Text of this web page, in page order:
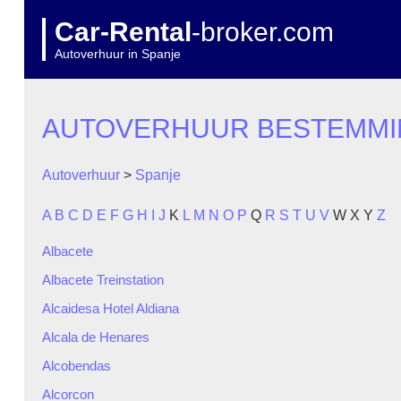
Car-Rental-broker.com
Autoverhuur in Spanje
AUTOVERHUUR
Autoverhuur> Spanje
A B C D E F G H J K L M N O P Q R S T U V W X Y Z
Albacete
Albacete Treinstation
Alcaidesa Hotel Aldiana
Alcala de Henares
Alcobendas
Alcorcon